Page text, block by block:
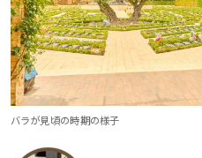
バラが見頃の時期の様子